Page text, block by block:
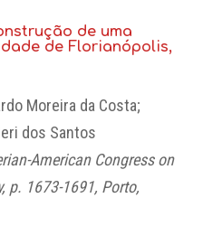
de uma
de Florianópolis,
Moreira da Costa;
dos Santos
American Congress on
p. 1673-1691, Porto,